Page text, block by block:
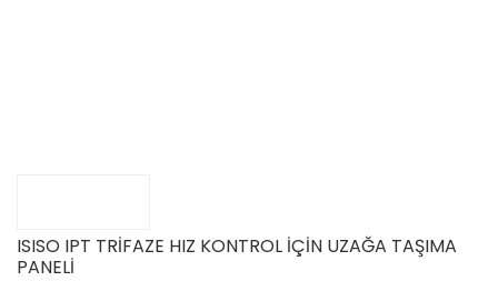
ISISO IPT TRİFAZE HIZ KONTROL İÇİN UZAĞA TAŞIMA
PANELİ